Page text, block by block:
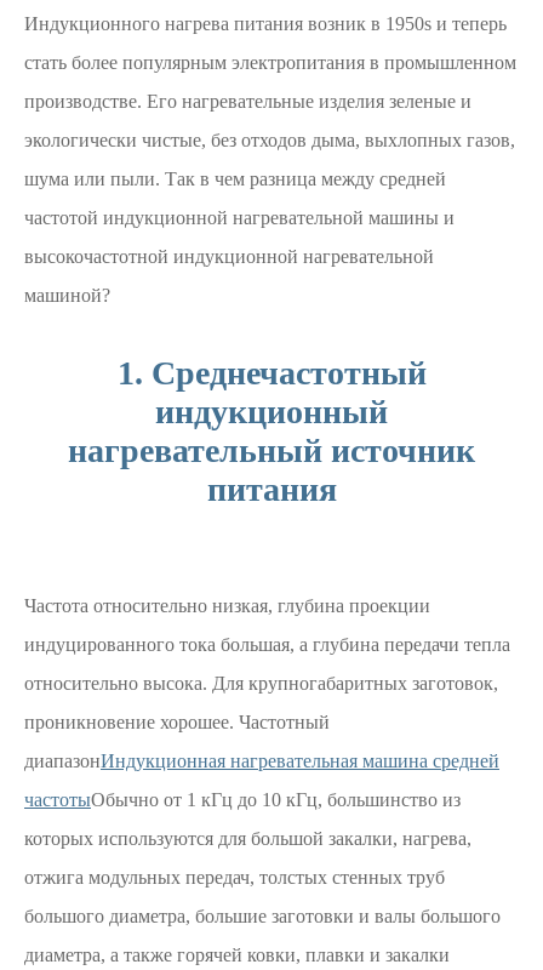
Индукционного нагрева питания возник в 1950s и теперь
стать более популярным электропитания в промышленном
производстве. Его нагревательные изделия зеленые и
экологически чистые, без отходов дыма, выхлопных газов,
шума или пыли. Так в чем разница между средней
частотой индукционной нагревательной машины и
высокочастотной индукционной нагревательной
машиной?
1. Среднечастотный
индукционный
нагревательный источник
питания
Частота относительно низкая, глубина проекции
индуцированного тока большая, а глубина передачи тепла
относительно высока. Для крупногабаритных заготовок,
проникновение хорошее. Частотный
диапазонИндукционная нагревательная машина средней
частотыОбычно от 1 кГц до 10 кГц, большинство из
которых используются для большой закалки, нагрева,
отжига модульных передач, толстых стенных труб
большого диаметра, большие заготовки и валы большого
диаметра, а также горячей ковки, плавки и закалки